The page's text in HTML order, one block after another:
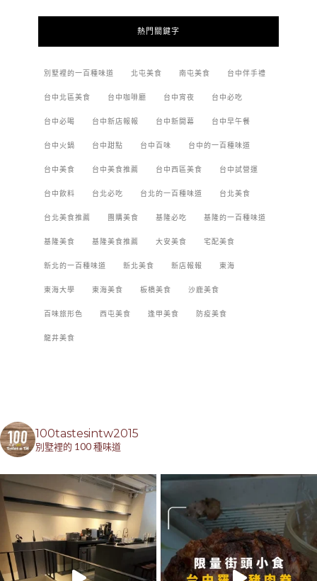
熱門關鍵字
別墅裡的一百種味道 北屯美食 南屯美食 台中伴手禮
台中北區美食 台中咖啡廳 台中宵夜 台中必吃
台中必喝 台中新店報報 台中新開幕 台中早午餐
台中火鍋 台中甜點 台中百味 台中的一百種味道
台中美食 台中美食推薦 台中西區美食 台中試營運
台中飲料 台北必吃 台北的一百種味道 台北美食
台北美食推薦 團購美食 基隆必吃 基隆的一百種味道
基隆美食 基隆美食推薦 大安美食 宅配美食
新北的一百種味道 新北美食 新店報報 東海
東海大學 東海美食 板橋美食 沙鹿美食
百味旅形色 西屯美食 逢甲美食 防疫美食
龍井美食
100tastesintw2015
別墅裡的 100 種味道